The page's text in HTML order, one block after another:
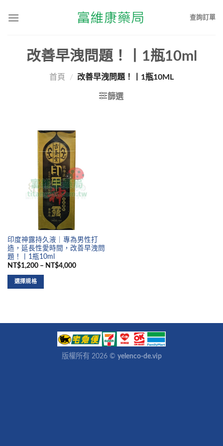
查詢訂單
改善早洩問題！丨1瓶10ml
首頁 / 改善早洩問題！丨1瓶10ML
篩選
印度神露持久液｜專為男性打
造，延長性愛時間，改善早洩問
題！丨1瓶10ml
NT$1,200 – NT$4,000
選擇規格
版權所有 2026 © yelenco-de.vip